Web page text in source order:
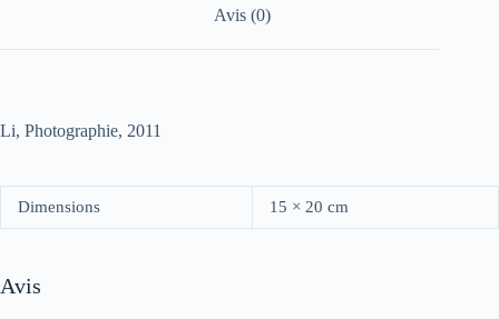
Avis (0)
Li, Photographie, 2011
Dimensions 15 × 20 cm
Avis